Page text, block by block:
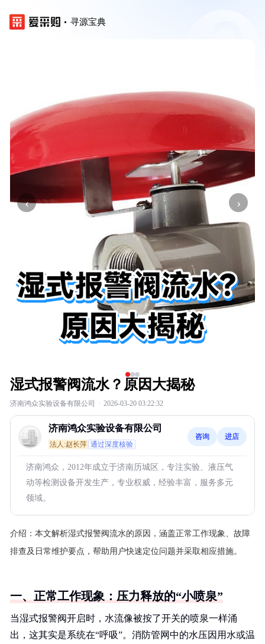
寻源宝典
‹ ›
湿式报警阀流水？原因大揭秘
济南鸿众实验设备有限公司 · 2026-03-20 03:22:32
济南鸿众实验设备有限公司
法人:赵长萍 通过深度核验
咨询 进店
济南鸿众，2012年成立于济南历城区，专注实验、液压气
动等检测设备开发生产，专业权威，经验丰富，服务多元
领域。
介绍： 本文解析湿式报警阀流水的原因，涵盖正常工作现象、故障
排查及日常维护要点，帮助用户快速定位问题并采取相应措施。
一、正常工作现象：压力释放的“小喷泉”
当湿式报警阀开启时，水流像被按了开关的喷泉一样涌
出，这其实是系统在“呼吸”。消防管网中的水压因用水或温